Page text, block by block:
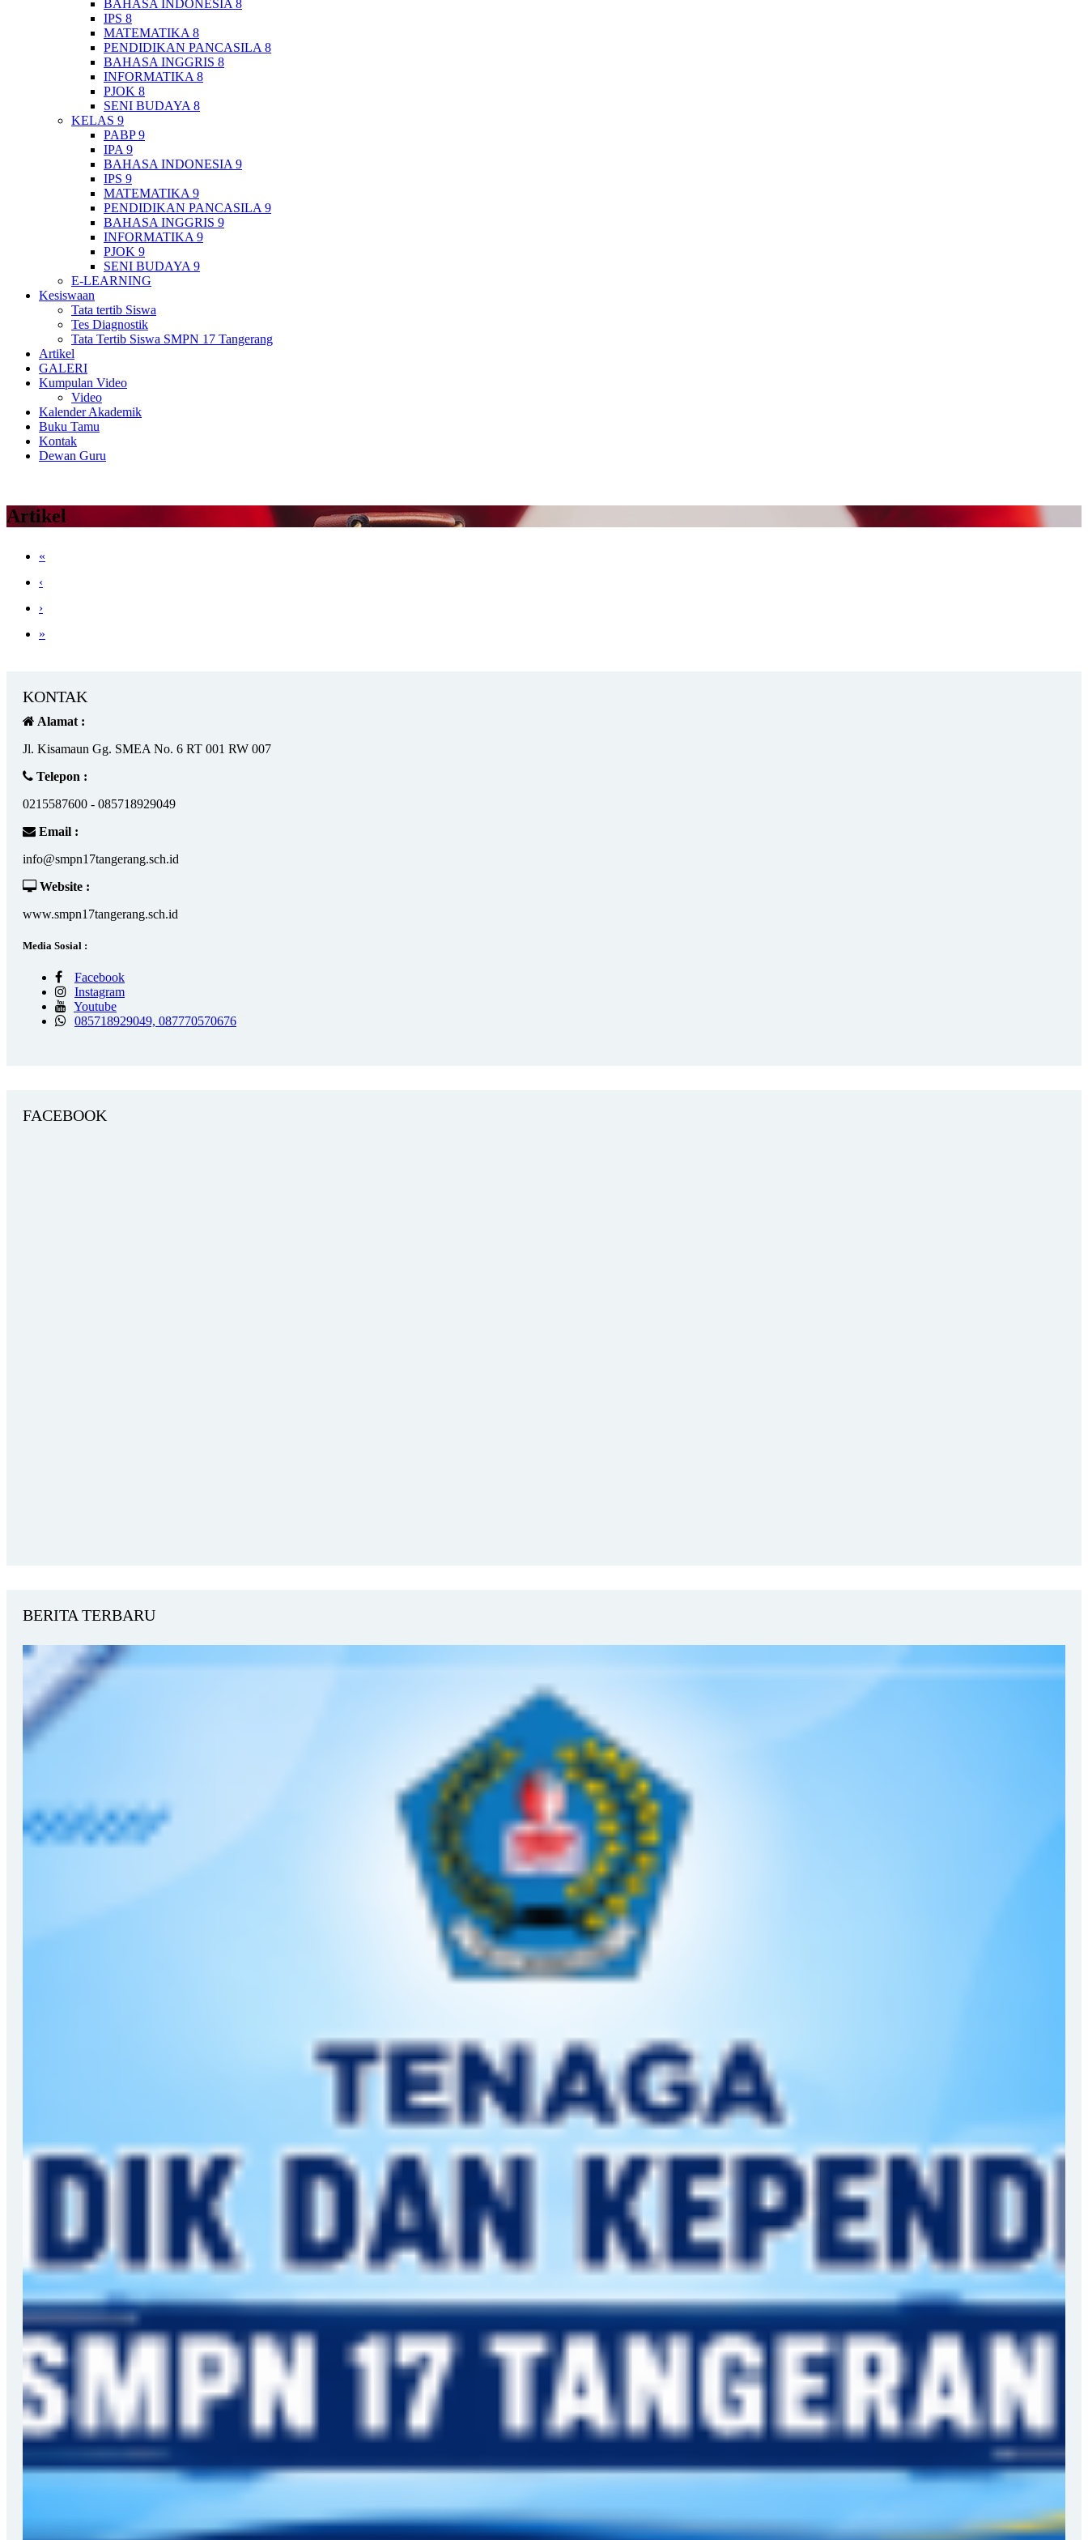
BAHASA INDONESIA 8
IPS 8
MATEMATIKA 8
PENDIDIKAN PANCASILA 8
BAHASA INGGRIS 8
INFORMATIKA 8
PJOK 8
SENI BUDAYA 8
KELAS 9
PABP 9
IPA 9
BAHASA INDONESIA 9
IPS 9
MATEMATIKA 9
PENDIDIKAN PANCASILA 9
BAHASA INGGRIS 9
INFORMATIKA 9
PJOK 9
SENI BUDAYA 9
E-LEARNING
Kesiswaan
Tata tertib Siswa
Tes Diagnostik
Tata Tertib Siswa SMPN 17 Tangerang
Artikel
GALERI
Kumpulan Video
Video
Kalender Akademik
Buku Tamu
Kontak
Dewan Guru
Artikel
«
‹
›
»
KONTAK
Alamat :
Jl. Kisamaun Gg. SMEA No. 6 RT 001 RW 007
Telepon :
0215587600 - 085718929049
Email :
info@smpn17tangerang.sch.id
Website :
www.smpn17tangerang.sch.id
Media Sosial :
Facebook
Instagram
Youtube
085718929049, 087770570676
FACEBOOK
BERITA TERBARU